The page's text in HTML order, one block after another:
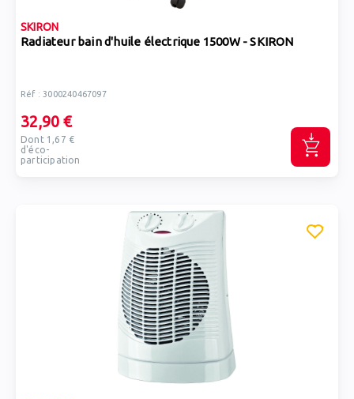
SKIRON
Radiateur bain d'huile électrique 1500W - SKIRON
Réf : 3000240467097
32,90 €
Dont 1,67 €
d'éco-
participation